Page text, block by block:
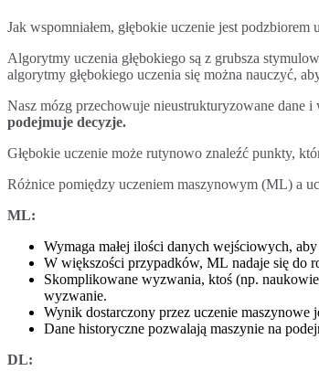
Jak wspomniałem, głębokie uczenie jest
Algorytmy uczenia głębokiego są z grubsza
algorytmy głębokiego uczenia się można nauczyć,
Nasz mózg przechowuje nieustrukturyzowane dane
podejmuje decyzje.
Głębokie uczenie może rutynowo znaleźć punkty,
Różnice pomiędzy uczeniem maszynowym (ML) a
ML:
Wymaga małej ilości danych wejściowych,
W większości przypadków, ML nadaje się do
Skomplikowane wyzwania, ktoś (np.
wyzwanie.
Wynik dostarczony przez uczenie maszynowe
Dane historyczne pozwalają maszynie na
DL: